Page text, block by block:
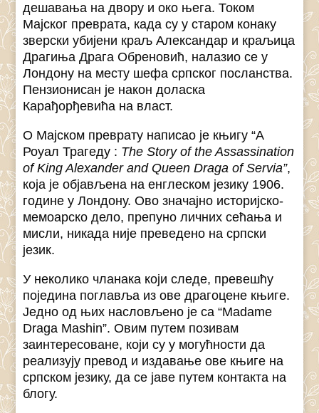
дешавања на двору и око њега. Током
Мајског преврата, када су у старом конаку
зверски убијени краљ Александар и краљица
Драгиња Драга Обреновић, налазио се у
Лондону на месту шефа српског посланства.
Пензионисан је након доласка
Карађорђевића на власт.
О Мајском преврату написао је књигу “А
Роyал Трагедy : The Story of the Assassination
of King Alexander and Queen Draga of Servia”,
која је објављена на енглеском језику 1906.
године у Лондону. Ово значајно историјско-
мемоарско дело, препуно личних сећања и
мисли, никада није преведено на српски
језик.
У неколико чланака који следе, превешћу
поједина поглавља из ове драгоцене књиге.
Једно од њих насловљено је са “Madame
Draga Mashin”. Овим путем позивам
заинтересоване, који су у могућности да
реализују превод и издавање ове књиге на
српском језику, да се јаве путем контакта на
блогу.